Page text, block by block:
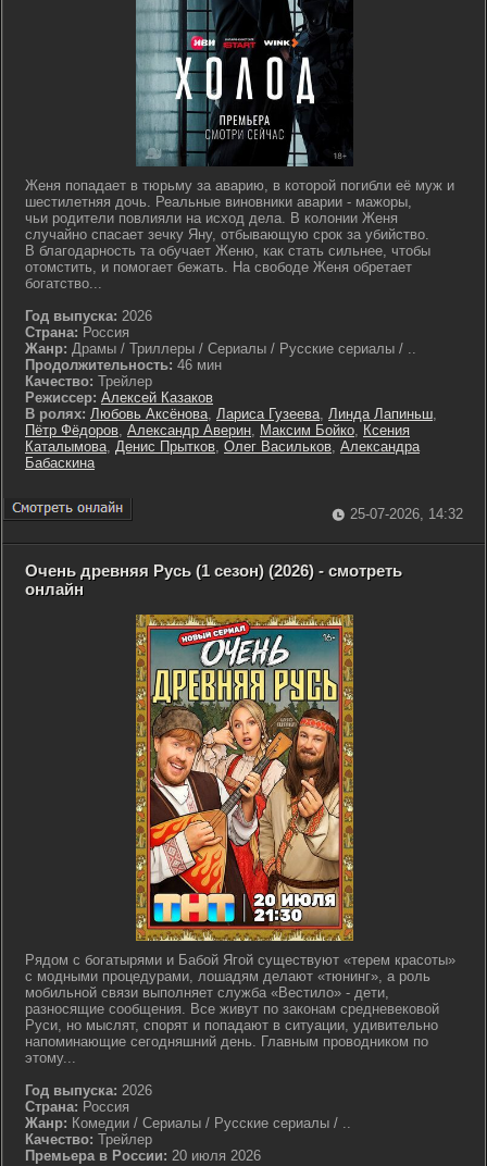
Женя попадает в тюрьму за аварию, в которой погибли её муж и
шестилетняя дочь. Реальные виновники аварии - мажоры,
чьи родители повлияли на исход дела. В колонии Женя
случайно спасает зечку Яну, отбывающую срок за убийство.
В благодарность та обучает Женю, как стать сильнее, чтобы
отомстить, и помогает бежать. На свободе Женя обретает
богатство...
Год выпуска: 2026
Страна: Россия
Жанр: Драмы / Триллеры / Сериалы / Русские сериалы / ..
Продолжительность: 46 мин
Качество: Трейлер
Режиссер: Алексей Казаков
В ролях: Любовь Аксёнова, Лариса Гузеева, Линда Лапиньш,
Пётр Фёдоров, Александр Аверин, Максим Бойко, Ксения
Каталымова, Денис Прытков, Олег Васильков, Александра
Бабаскина
25-07-2026, 14:32
Очень древняя Русь (1 сезон) (2026) - смотреть
онлайн
Рядом с богатырями и Бабой Ягой существуют «терем красоты»
с модными процедурами, лошадям делают «тюнинг», а роль
мобильной связи выполняет служба «Вестило» - дети,
разносящие сообщения. Все живут по законам средневековой
Руси, но мыслят, спорят и попадают в ситуации, удивительно
напоминающие сегодняшний день. Главным проводником по
этому...
Год выпуска: 2026
Страна: Россия
Жанр: Комедии / Сериалы / Русские сериалы / ..
Качество: Трейлер
Премьера в России: 20 июля 2026